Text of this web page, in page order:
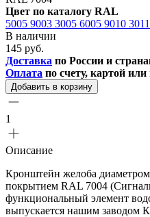
Цвет по каталогу RAL
5005 9003 3005 6005 9010 3011
В наличии
145 руб.
Доставка по России и
Оплата по счету, картой
Добавить в корзину
1
Описание
Кронштейн желоба
покрытием RAL 7004
функциональный элемент
выпускается нашим заводом